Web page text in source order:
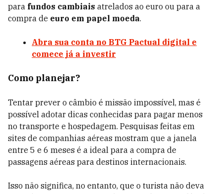
para fundos cambiais atrelados ao euro ou para a
compra de euro em papel moeda.
Abra sua conta no BTG Pactual digital e
comece já a investir
Como planejar?
Tentar prever o câmbio é missão impossível, mas é
possível adotar dicas conhecidas para pagar menos
no transporte e hospedagem. Pesquisas feitas em
sites de companhias aéreas mostram que a janela
entre 5 e 6 meses é a ideal para a compra de
passagens aéreas para destinos internacionais.
Isso não significa, no entanto, que o turista não deva